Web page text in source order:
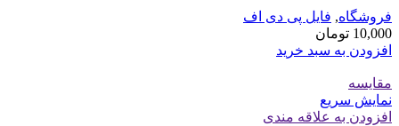
فروشگاه, فایل پی دی اف
10,000 تومان
افزودن به سبد خرید
مقايسه
نمایش سریع
افزودن به علاقه مندی